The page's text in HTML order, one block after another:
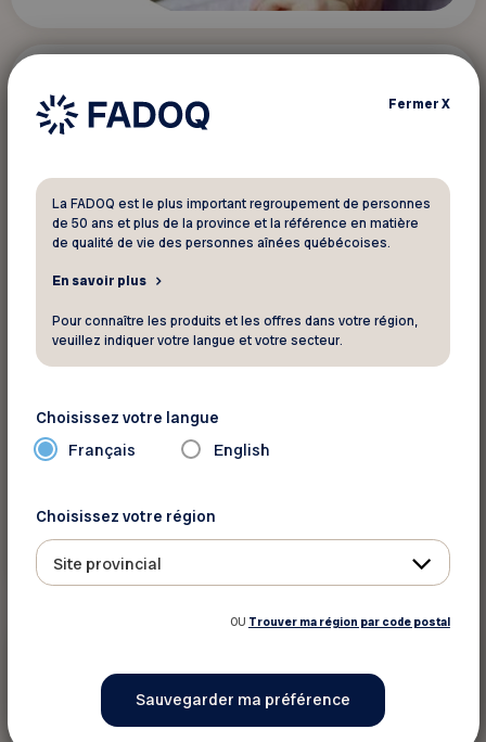
Programmes
numérique
En savoir plus
Programmes
FermerX
La FADOQ est le plus important regroupement de personnes
de 50 ans et plus de la province et la référence en matière
de qualité de vie des personnes aînées québécoises.
En savoir plus
Pour connaître les produits et les offres dans votre région,
veuillez indiquer votre langue et votre secteur.
Choisissez votre langue
Français English
Choisissez votre région
Site provincial
OU Trouver ma région par code postal